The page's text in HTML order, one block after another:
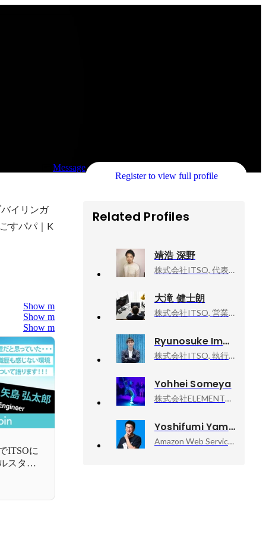
Message
Register to view full profile
イリンガ
すパパ｜K
Show more
Show more
Show more
ITSOに
スタッ
Related Profiles
靖浩 深野
株式会社ITSO, 代表取締役
大滝 健士朗
株式会社ITSO, 営業企画
Ryunosuke Imaeda
株式会社ITSO, 執行役員
Yohhei Someya
株式会社ELEMENTS, 執行役員 VPoE
Yoshifumi Yamaguchi
Amazon Web Services, Inc., Senior Developer Advocate